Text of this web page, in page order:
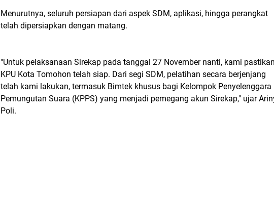
Menurutnya, seluruh persiapan dari aspek SDM, aplikasi, hingga perangkat
telah dipersiapkan dengan matang.
"Untuk pelaksanaan Sirekap pada tanggal 27 November nanti, kami pastikan
KPU Kota Tomohon telah siap. Dari segi SDM, pelatihan secara berjenjang
telah kami lakukan, termasuk Bimtek khusus bagi Kelompok Penyelenggara
Pemungutan Suara (KPPS) yang menjadi pemegang akun Sirekap," ujar
Poli.